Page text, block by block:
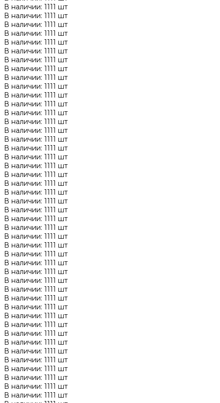
В наличии: 1111 шт
В наличии: 1111 шт
В наличии: 1111 шт
В наличии: 1111 шт
В наличии: 1111 шт
В наличии: 1111 шт
В наличии: 1111 шт
В наличии: 1111 шт
В наличии: 1111 шт
В наличии: 1111 шт
В наличии: 1111 шт
В наличии: 1111 шт
В наличии: 1111 шт
В наличии: 1111 шт
В наличии: 1111 шт
В наличии: 1111 шт
В наличии: 1111 шт
В наличии: 1111 шт
В наличии: 1111 шт
В наличии: 1111 шт
В наличии: 1111 шт
В наличии: 1111 шт
В наличии: 1111 шт
В наличии: 1111 шт
В наличии: 1111 шт
В наличии: 1111 шт
В наличии: 1111 шт
В наличии: 1111 шт
В наличии: 1111 шт
В наличии: 1111 шт
В наличии: 1111 шт
В наличии: 1111 шт
В наличии: 1111 шт
В наличии: 1111 шт
В наличии: 1111 шт
В наличии: 1111 шт
В наличии: 1111 шт
В наличии: 1111 шт
В наличии: 1111 шт
В наличии: 1111 шт
В наличии: 1111 шт
В наличии: 1111 шт
В наличии: 1111 шт
В наличии: 1111 шт
В наличии: 1111 шт